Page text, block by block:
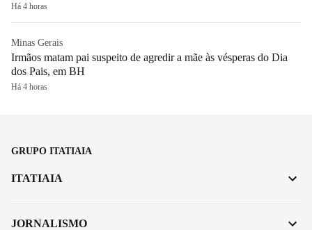
Há 4 horas
Minas Gerais
Irmãos matam pai suspeito de agredir a mãe às vésperas do Dia
dos Pais, em BH
Há 4 horas
GRUPO ITATIAIA
ITATIAIA
JORNALISMO